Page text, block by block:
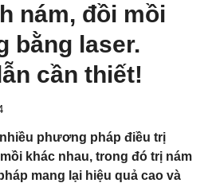
nám, đồi mồi
bằng laser.
cần thiết!
phương pháp điều trị
khác nhau, trong đó trị nám
mang lại hiệu quả cao và